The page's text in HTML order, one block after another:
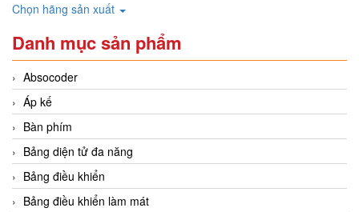
Chọn hãng sản xuất
Danh mục sản phẩm
Absocoder
Áp kế
Bàn phím
Bảng diện tử đa năng
Bảng điều khiển
Bảng điều khiển làm mát